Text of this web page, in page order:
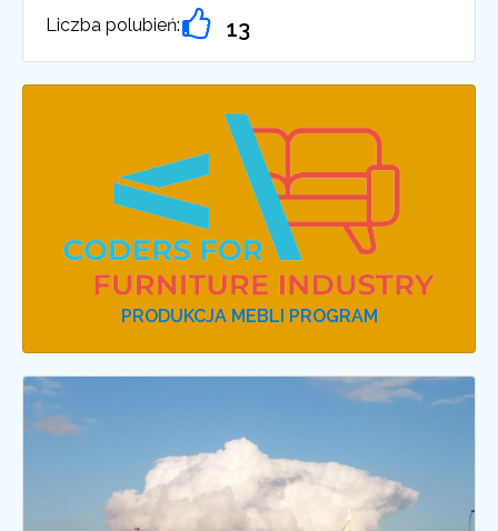
Liczba polubień: 13
PRODUKCJA MEBLI PROGRAM